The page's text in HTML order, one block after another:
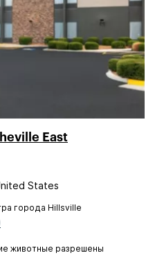
East
States
города Hillsville
животные разрешены